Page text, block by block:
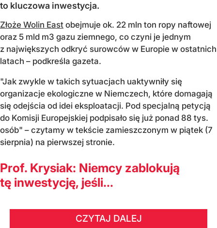
to kluczowa inwestycja.
Złoże Wolin East obejmuje ok. 22 mln ton ropy naftowej
oraz 5 mld m3 gazu ziemnego, co czyni je jednym
z największych odkryć surowców w Europie w ostatnich
latach – podkreśla gazeta.
"Jak zwykle w takich sytuacjach uaktywniły się
organizacje ekologiczne w Niemczech, które domagają
się odejścia od idei eksploatacji. Pod specjalną petycją
do Komisji Europejskiej podpisało się już ponad 88 tys.
osób" – czytamy w tekście zamieszczonym w piątek (7
sierpnia) na pierwszej stronie.
Prof. Krysiak: Niemcy zablokują
tę inwestycję, jeśli...
CZYTAJ DALEJ